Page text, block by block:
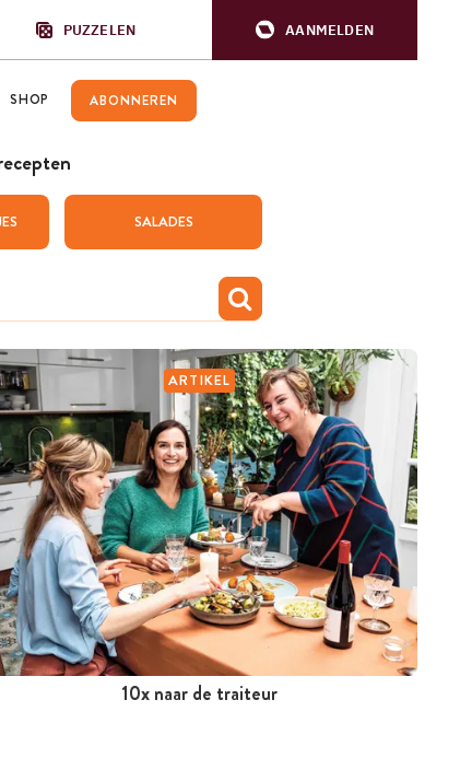
PUZZELEN AANMELDEN
SHOP ABONNEREN
SALADES
ARTIKEL
10x naar de traiteur